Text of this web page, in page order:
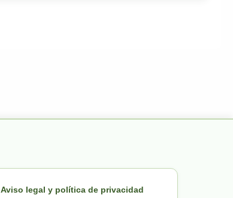
Aviso legal y política de privacidad